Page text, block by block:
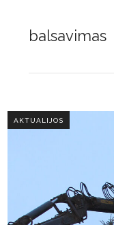
balsavimas
AKTUALIJOS